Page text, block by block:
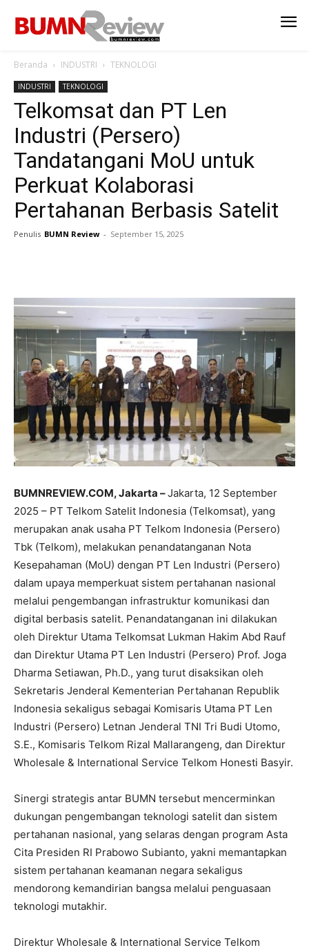
Beranda INDUSTRI TEKNOLOGI
INDUSTRI TEKNOLOGI
Telkomsat dan PT Len
Industri (Persero)
Tandatangani MoU untuk
Perkuat Kolaborasi
Pertahanan Berbasis Satelit
Penulis BUMN Review - September 15, 2025
BUMNREVIEW.COM, Jakarta –Jakarta, 12 September
2025 – PT Telkom Satelit Indonesia (Telkomsat), yang
merupakan anak usaha PT Telkom Indonesia (Persero)
Tbk (Telkom), melakukan penandatanganan Nota
Kesepahaman (MoU) dengan PT Len Industri (Persero)
dalam upaya memperkuat sistem pertahanan nasional
melalui pengembangan infrastruktur komunikasi dan
digital berbasis satelit. Penandatanganan ini dilakukan
oleh Direktur Utama Telkomsat Lukman Hakim Abd Rauf
dan Direktur Utama PT Len Industri (Persero) Prof. Joga
Dharma Setiawan, Ph.D., yang turut disaksikan oleh
Sekretaris Jenderal Kementerian Pertahanan Republik
Indonesia sekaligus sebagai Komisaris Utama PT Len
Industri (Persero) Letnan Jenderal TNI Tri Budi Utomo,
S.E., Komisaris Telkom Rizal Mallarangeng, dan Direktur
Wholesale & International Service Telkom Honesti Basyir.
Sinergi strategis antar BUMN tersebut mencerminkan
dukungan pengembangan teknologi satelit dan sistem
pertahanan nasional, yang selaras dengan program Asta
Cita Presiden RI Prabowo Subianto, yakni memantapkan
sistem pertahanan keamanan negara sekaligus
mendorong kemandirian bangsa melalui penguasaan
teknologi mutakhir.
Direktur Wholesale & International Service Telkom